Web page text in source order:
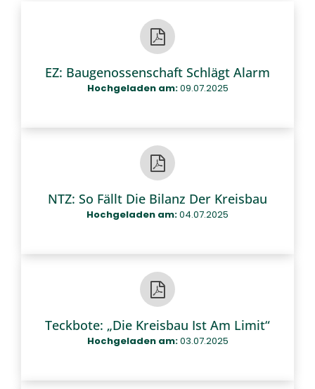
EZ: Baugenossenschaft Schlägt Alarm
Hochgeladen am:09.07.2025
NTZ: So Fällt Die Bilanz Der Kreisbau
Hochgeladen am:04.07.2025
Teckbote: „Die Kreisbau Ist Am Limit“
Hochgeladen am:03.07.2025